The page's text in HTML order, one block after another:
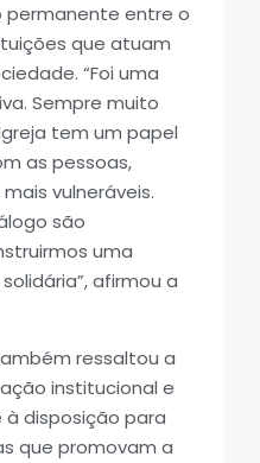
permanente entre o
que atuam
“Foi uma
Sempre muito
tem um papel
as pessoas,
vulneráveis.
são
uma
afirmou a
ressaltou a
institucional e
à disposição para
que promovam a